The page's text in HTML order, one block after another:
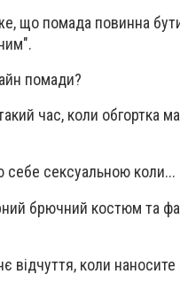
що помада повинна
помади?
час, коли обгортка
себе сексуальною коли...
брючний костюм та
відчуття, коли